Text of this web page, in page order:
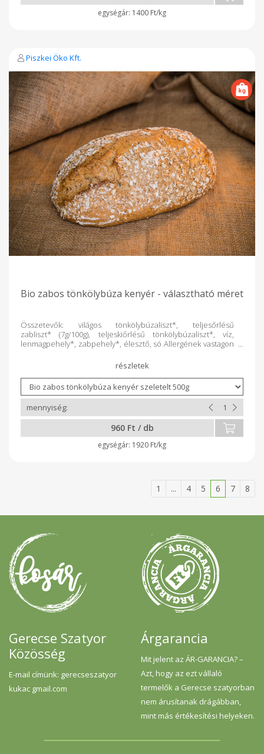
1400 Ft/kg
Piszkei Öko Kft.
Bio zabos tönkölybúza kenyér - választható méret
Összetevők: világos tönkölybúzaliszt*, teljesőrlésű
zabliszt* (7g/100g), teljeskiőrlésű tönkölybúzaliszt*, víz,
lenmagpehely*, zabpehely*, élesztő, só Allergének vastagon
gazdálkodásból származnak. laktóz-, tojásmentes vegán
termék (állati eredetű összetevő mentes) GMO mentes
adalék-, tartósítószer-mentes szeletelt, csomagolt nettó
tömeg 220 ajánlott tárolás: szobahőmérsékleten 3 napig,
fagyasztva -18 C-on akár 6 hónapig 100g Termék átlagos
tápértéke: Energia 1219 kJ/289 kcal Zsír 4,9g Amelyből telített
zsírsavak 0,7g Szénhidrát 47g Ebből cukrok 1,2g Rost 7,2g
Fehérje 11g Só 1,6g Fogyaszd olyan szeretettel, ahogyan mi
készítettük!
960 Ft / db
1920 Ft/kg
1 ... 4 5 6 7 8
Gerecse Szatyor
Közösség
E-mail címünk: gerecseszatyor
kukac gmail.com
Árgarancia
Mit jelent az ÁR-GARANCIA? –
Azt, hogy az ezt vállaló
termelők a Gerecse szatyorban
nem árusítanak drágábban,
mint más értékesítési helyeken.